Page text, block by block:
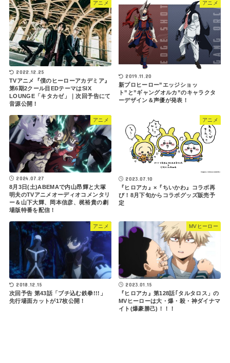
アニメ
2022.12.25
TVアニメ『僕のヒーローアカデミア』
第6期2クール目EDテーマはSIX
LOUNGE「キタカゼ」｜次回予告にて
音源公開！
アニメ
2019.11.20
新プロヒーロー”エッジショッ
ト”と”ギャングオルカ”のキャラクタ
ーデザイン＆声優が発表！
アニメ
2024.07.27
8月3日(土)ABEMAで内山昂輝と大塚
明夫のTVアニメオーディオコメンタリ
ー＆山下大輝、岡本信彦、梶裕貴の劇
場版特番を配信！
アニメ
2023.07.10
『ヒロアカ』×『ちいかわ』コラボ再
び！8月下旬からコラボグッズ販売予
定
アニメ
2018.12.15
次回予告 第43話「ブチ込む鉄拳!!!」
先行場面カットが17枚公開！
MVヒーロー
2023.01.15
『ヒロアカ』第128話｢タルタロス」の
MVヒーローは大・爆・殺・神ダイナマ
イト(爆豪勝己)！！！